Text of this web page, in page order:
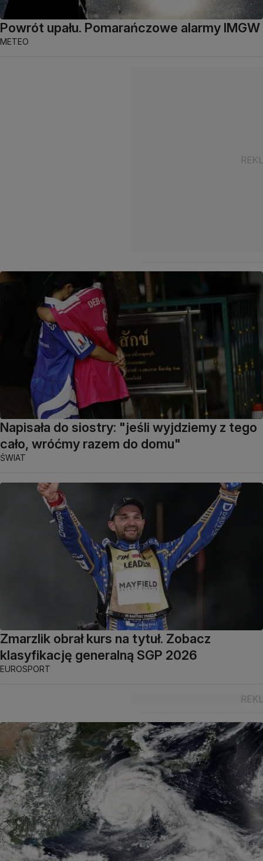
Powrót upału. Pomarańczowe alarmy IMGW
METEO
Napisała do siostry: "jeśli wyjdziemy z tego
cało, wróćmy razem do domu"
ŚWIAT
Zmarzlik obrał kurs na tytuł. Zobacz
klasyfikację generalną SGP 2026
EUROSPORT